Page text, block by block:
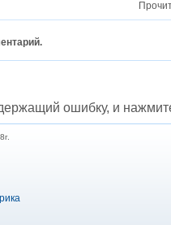
ошибку, и